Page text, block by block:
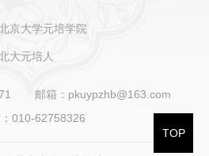
TOP
京大学元培学院
大元培人
邮箱：pkuypzhb@163.com
010-62758326